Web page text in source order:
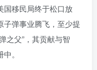
国移民局终于松口放
子弹事业腾飞，至少提
之父”，其贡献与智
。